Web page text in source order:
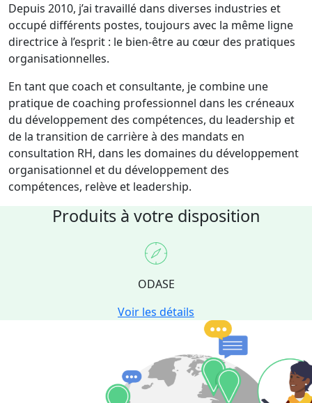
Depuis 2010, j’ai travaillé dans diverses industries et
occupé différents postes, toujours avec la même ligne
directrice à l’esprit : le bien-être au cœur des pratiques
organisationnelles.
En tant que coach et consultante, je combine une
pratique de coaching professionnel dans les créneaux
du développement des compétences, du leadership et
de la transition de carrière à des mandats en
consultation RH, dans les domaines du développement
organisationnel et du développement des
compétences, relève et leadership.
Produits à votre disposition
ODASE
Voir les détails